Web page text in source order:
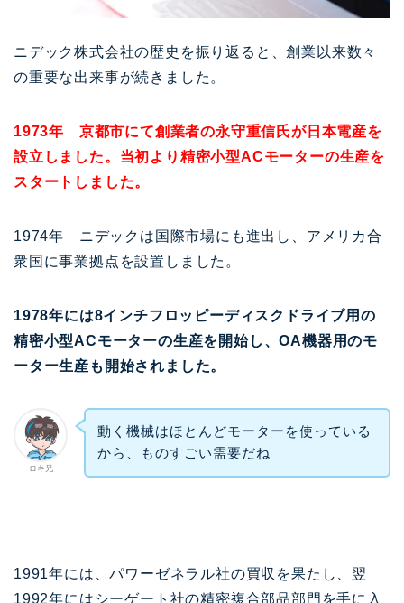
ニデック株式会社の歴史を振り返ると、創業以来数々
の重要な出来事が続きました。
1973年 京都市にて創業者の永守重信氏が日本電産を
設立しました。当初より精密小型ACモーターの生産を
スタートしました。
1974年 ニデックは国際市場にも進出し、アメリカ合
衆国に事業拠点を設置しました。
1978年には8インチフロッピーディスクドライブ用の
精密小型ACモーターの生産を開始し、OA機器用のモ
ーター生産も開始されました。
ロキ兄
動く機械はほとんどモーターを使っている
から、ものすごい需要だね
1991年には、パワーゼネラル社の買収を果たし、翌
1992年にはシーゲート社の精密複合部品部門を手に入